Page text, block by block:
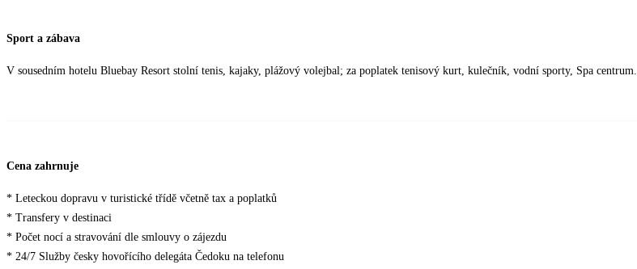
Sport a zábava
V sousedním hotelu Bluebay Resort stolní tenis, kajaky, plážový volejbal; za poplatek tenisový kurt, kulečník, vodní sporty, Spa centrum.
Cena zahrnuje
* Leteckou dopravu v turistické třídě včetně tax a poplatků
* Transfery v destinaci
* Počet nocí a stravování dle smlouvy o zájezdu
* 24/7 Služby česky hovořícího delegáta Čedoku na telefonu